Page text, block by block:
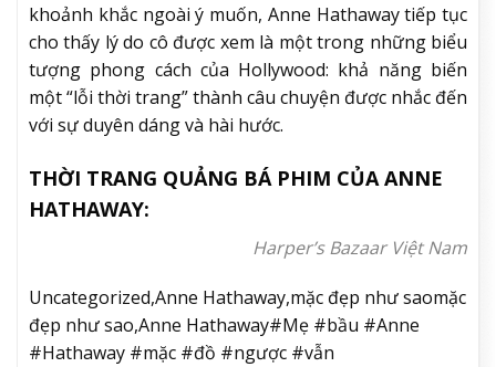
khoảnh khắc ngoài ý muốn, Anne Hathaway tiếp tục
cho thấy lý do cô được xem là một trong những biểu
tượng phong cách của Hollywood: khả năng biến
một “lỗi thời trang” thành câu chuyện được nhắc đến
với sự duyên dáng và hài hước.
THỜI TRANG QUẢNG BÁ PHIM CỦA ANNE
HATHAWAY:
Harper’s Bazaar Việt Nam
Uncategorized,Anne Hathaway,mặc đẹp như saomặc
đẹp như sao,Anne Hathaway#Mẹ #bầu #Anne
#Hathaway #mặc #đồ #ngược #vẫn